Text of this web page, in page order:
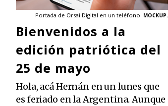
Portada de Orsai Digital en un teléfono. MOCKUP.
Bienvenidos a la
edición patriótica del
25 de mayo
Hola, acá Hernán en un lunes que
es feriado en la Argentina. Aunque